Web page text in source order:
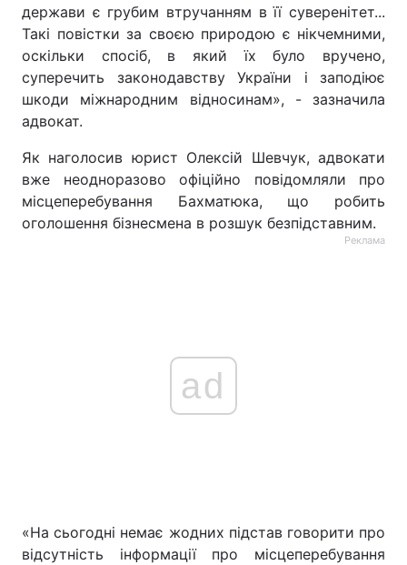
держави є грубим втручанням в її суверенітет...
Такі повістки за своєю природою є нікчемними,
оскільки спосіб, в який їх було вручено,
суперечить законодавству України і заподіює
шкоди міжнародним відносинам», - зазначила
адвокат.
Як наголосив юрист Олексій Шевчук, адвокати
вже неодноразово офіційно повідомляли про
місцеперебування Бахматюка, що робить
оголошення бізнесмена в розшук безпідставним.
Реклама
ad
«На сьогодні немає жодних підстав говорити про
відсутність інформації про місцеперебування